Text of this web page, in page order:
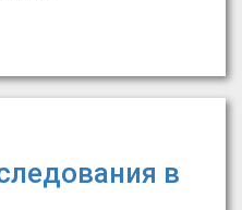
в